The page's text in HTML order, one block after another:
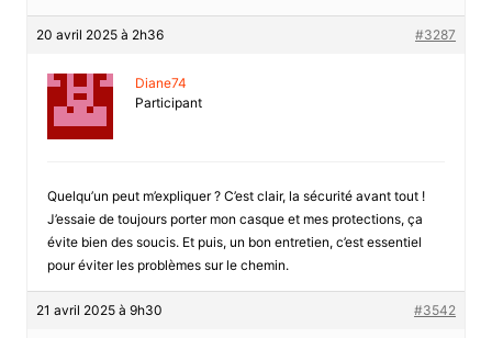
20 avril 2025 à 2h36 #3287
Diane74
Participant
Quelqu’un peut m’expliquer ? C’est clair, la sécurité avant tout !
J’essaie de toujours porter mon casque et mes protections, ça
évite bien des soucis. Et puis, un bon entretien, c’est essentiel
pour éviter les problèmes sur le chemin.
21 avril 2025 à 9h30 #3542